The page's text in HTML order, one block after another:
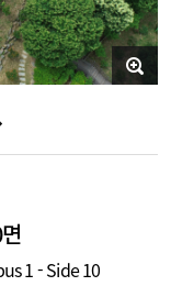
1 - Side 10